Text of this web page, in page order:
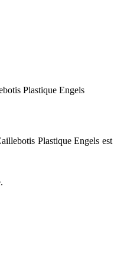
Plastique Engels
Plastique Engels est